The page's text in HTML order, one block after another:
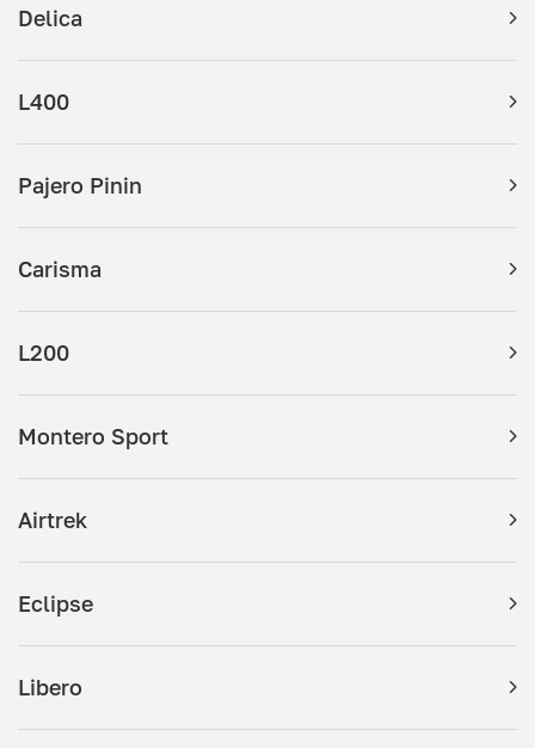
Delica
L400
Pajero Pinin
Carisma
L200
Montero Sport
Airtrek
Eclipse
Libero